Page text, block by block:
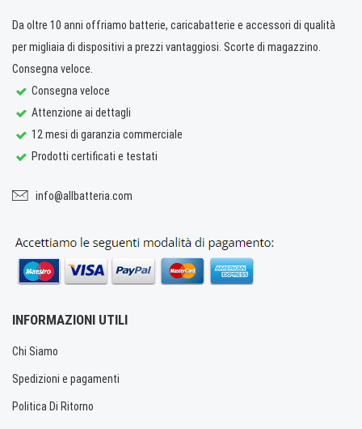
Da oltre 10 anni offriamo batterie, caricabatterie e accessori di qualità
per migliaia di dispositivi a prezzi vantaggiosi. Scorte di magazzino.
Consegna veloce.
Consegna veloce
Attenzione ai dettagli
12 mesi di garanzia commerciale
Prodotti certificati e testati
info@allbatteria.com
INFORMAZIONI UTILI
Chi Siamo
Spedizioni e pagamenti
Politica Di Ritorno